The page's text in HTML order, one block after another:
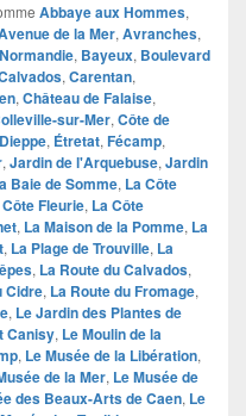
Abbaye aux Hommes,
de la Mer, Avranches,
, Bayeux, Boulevard
, Carentan,
, Château de Falaise,
sur-Mer, Côte de
Dieppe, Étretat, Fécamp,
, Jardin de l'Arquebuse, Jardin
Baie de Somme, La Côte
Côte Fleurie, La Côte
, La Maison de la Pomme, La
, La Plage de Trouville, La
, La Route du Calvados,
Cidre, La Route du Fromage,
, Le Jardin des Plantes de
Canisy, Le Moulin de la
, Le Musée de la Libération,
de la Mer, Le Musée de
des Beaux-Arts de Caen, Le